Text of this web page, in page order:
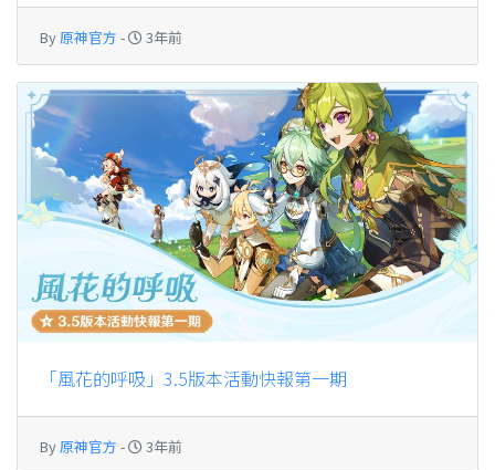
By原神官方 - 3年前
「風花的呼吸」3.5版本活動快報第一期
By原神官方 - 3年前